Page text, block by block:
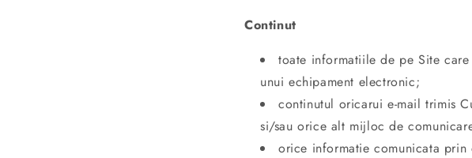
Continut
toate informatiile de pe Site
unui echipament electronic;
continutul oricarui e-mail trimis
si/sau orice alt mijloc de
orice informatie comunicata